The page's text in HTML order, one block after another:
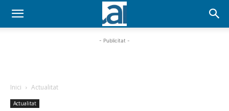
- Publicitat -
Inici Actualitat
Actualitat